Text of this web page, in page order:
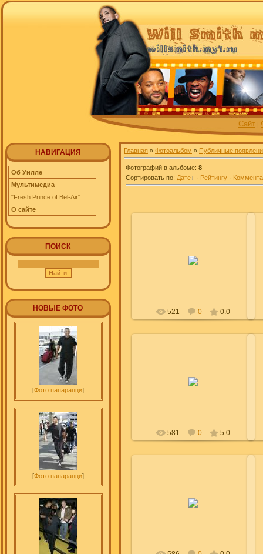
Сайт |
НАВИГАЦИЯ
Об Уилле
Мультимедиа
"Fresh Prince of Bel-Air"
О сайте
ПОИСК
НОВЫЕ ФОТО
[Фото папарацци]
[Фото папарацци]
Главная » Фотоальбом » Публичные
Фотографий в альбоме: 8
Сортировать по: Дате · Рейтингу ·
521 0 0.0
581 0 5.0